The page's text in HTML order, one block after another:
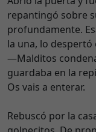
repantingó sobre
profundamente.
la una, lo
—Malditos
guardaba en la
Os vais a enterar.
Rebuscó por la